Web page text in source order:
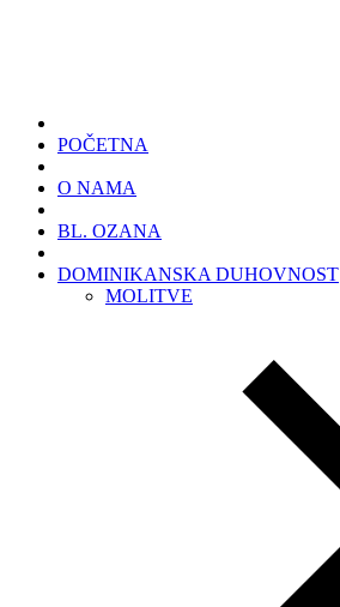
POČETNA
O NAMA
BL. OZANA
DOMINIKANSKA DUHOVNOST
MOLITVE